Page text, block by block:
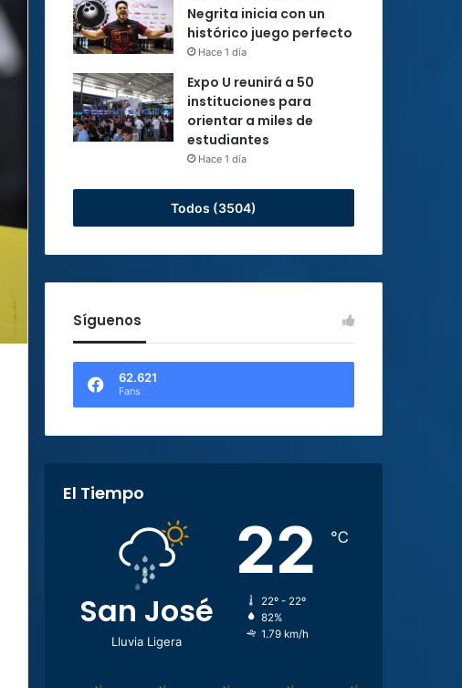
Negrita inicia con un
histórico juego perfecto
Hace 1 día
Expo U reunirá a 50
instituciones para
orientar a miles de
estudiantes
Hace 1 día
Todos (3504)
Síguenos
62.621
Fans
El Tiempo
San José
Lluvia Ligera
22 ℃
22º - 22º
82%
1.79 km/h